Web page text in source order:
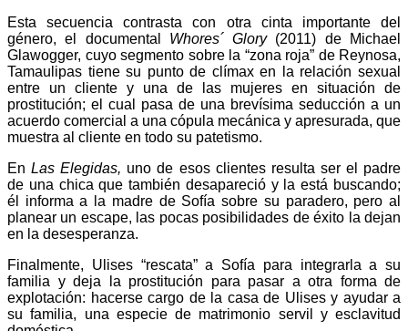
Esta secuencia contrasta con otra cinta importante del
género, el documental Whores´ Glory(2011) de Michael
Glawogger, cuyo segmento sobre la “zona roja” de Reynosa,
Tamaulipas tiene su punto de clímax en la relación sexual
entre un cliente y una de las mujeres en situación de
prostitución; el cual pasa de una brevísima seducción a un
acuerdo comercial a una cópula mecánica y apresurada, que
muestra al cliente en todo su patetismo.
EnLas Elegidas, uno de esos clientes resulta ser el padre
de una chica que también desapareció y la está buscando;
él informa a la madre de Sofía sobre su paradero, pero al
planear un escape, las pocas posibilidades de éxito la dejan
en la desesperanza.
Finalmente, Ulises “rescata” a Sofía para integrarla a su
familia y deja la prostitución para pasar a otra forma de
explotación: hacerse cargo de la casa de Ulises y ayudar a
su familia, una especie de matrimonio servil y esclavitud